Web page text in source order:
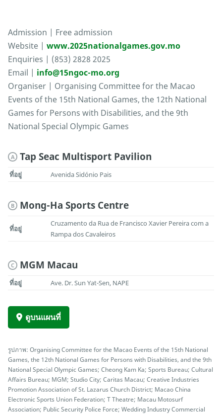
Admission | Free admission
Website | www.2025nationalgames.gov.mo
Enquiries | (853) 2828 2025
Email | info@15ngoc-mo.org
Organiser | Organising Committee for the Macao
Events of the 15th National Games, the 12th National
Games for Persons with Disabilities, and the 9th
National Special Olympic Games
A Tap Seac Multisport Pavilion
ที่อยู่ Avenida Sidónio Pais
B Mong-Ha Sports Centre
ที่อยู่
Cruzamento da Rua de Francisco Xavier Pereira com a
Rampa dos Cavaleiros
C MGM Macau
ที่อยู่ Ave. Dr. Sun Yat-Sen, NAPE
ดูบนแผนที่
รูปภาพ: Organising Committee for the Macao Events of the 15th National
Games, the 12th National Games for Persons with Disabilities, and the 9th
National Special Olympic Games; Cheong Kam Ka; Sports Bureau; Cultural
Affairs Bureau; MGM; Studio City; Caritas Macau; Creative Industries
Promotion Association of St. Lazarus Church District; Macao China
Electronic Sports Union Federation; T Theatre; Macau Motosurf
Association; Public Security Police Force; Wedding Industry Commercial